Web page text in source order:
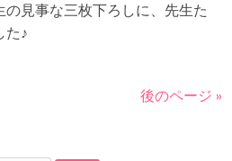
見事な三枚下ろしに、先生た
た♪
後のページ »